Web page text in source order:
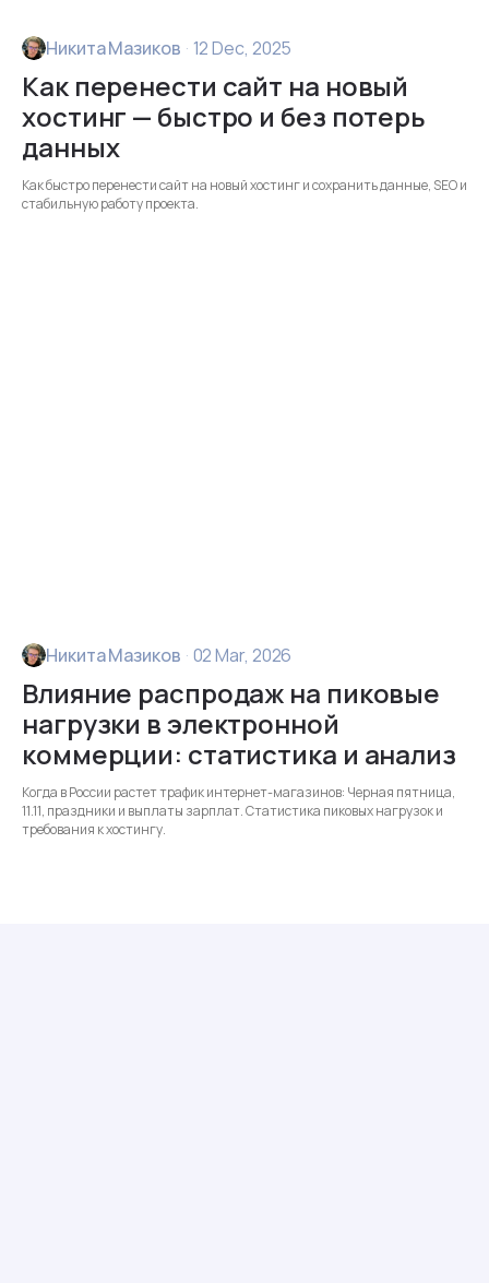
Никита Мазиков · 12 Dec, 2025
Как перенести сайт на новый
хостинг — быстро и без потерь
данных
Как быстро перенести сайт на новый хостинг и сохранить данные, SEO и
стабильную работу проекта.
Никита Мазиков · 02 Mar, 2026
Влияние распродаж на пиковые
нагрузки в электронной
коммерции: статистика и анализ
Когда в России растет трафик интернет-магазинов: Черная пятница,
11.11, праздники и выплаты зарплат. Статистика пиковых нагрузок и
требования к хостингу.